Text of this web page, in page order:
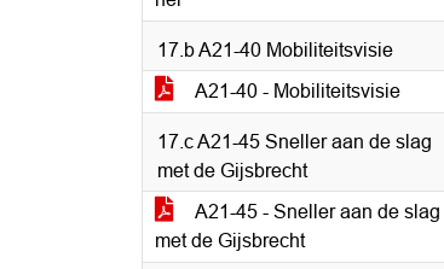
17.b A21-40 Mobiliteitsvisie
A21-40 - Mobiliteitsvisie
17.c A21-45 Sneller aan de slag
met de Gijsbrecht
A21-45 - Sneller aan de slag
met de Gijsbrecht